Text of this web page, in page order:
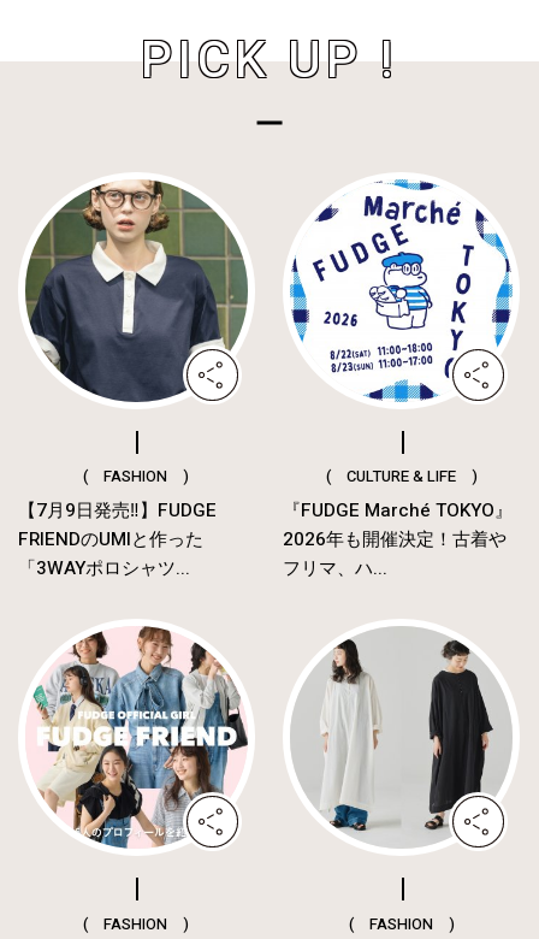
PICK UP !
( FASHION )
【7月9日発売‼︎】FUDGE
FRIENDのUMIと作った
「3WAYポロシャツ...
( CULTURE & LIFE )
『FUDGE Marché TOKYO』
2026年も開催決定！古着や
フリマ、ハ...
( FASHION ) ( FASHION )